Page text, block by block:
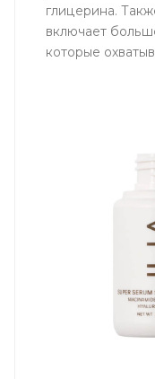
глицерина.
включает
которые